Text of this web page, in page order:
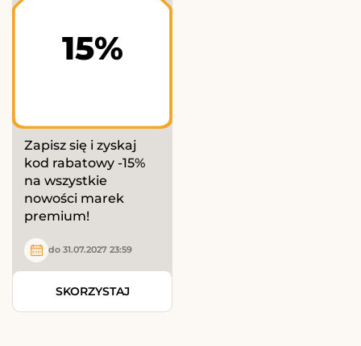
15%
Zapisz się i zyskaj
kod rabatowy -15%
na wszystkie
nowości marek
premium!
do 31.07.2027 23:59
SKORZYSTAJ